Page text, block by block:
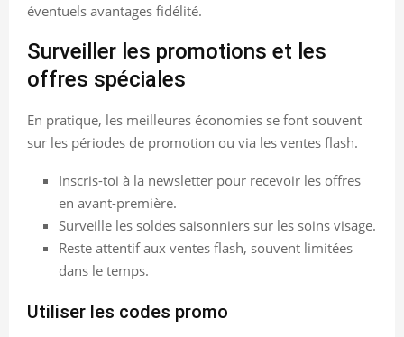
éventuels avantages fidélité.
Surveiller les promotions et les
offres spéciales
En pratique, les meilleures économies se font souvent
sur les périodes de promotion ou via les ventes flash.
Inscris-toi à la newsletter pour recevoir les offres
en avant-première.
Surveille les soldes saisonniers sur les soins visage.
Reste attentif aux ventes flash, souvent limitées
dans le temps.
Utiliser les codes promo